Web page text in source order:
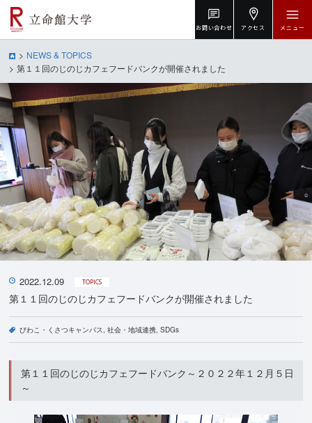
お問い合わせ アクセス メニュー
NEWS & TOPICS
第１１回のじのじカフェフードバンクが開催されました
2022.12.09 TOPICS
第１１回のじのじカフェフードバンクが開催されました
びわこ・くさつキャンパス 社会・地域連携 SDGs
第１１回のじのじカフェフードバンク～２０２２年１２月５日
～